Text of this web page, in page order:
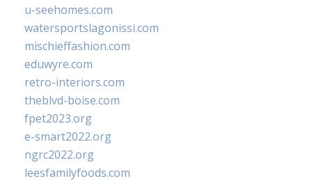
u-seehomes.com
watersportslagonissi.com
mischieffashion.com
eduwyre.com
retro-interiors.com
theblvd-boise.com
fpet2023.org
e-smart2022.org
ngrc2022.org
leesfamilyfoods.com